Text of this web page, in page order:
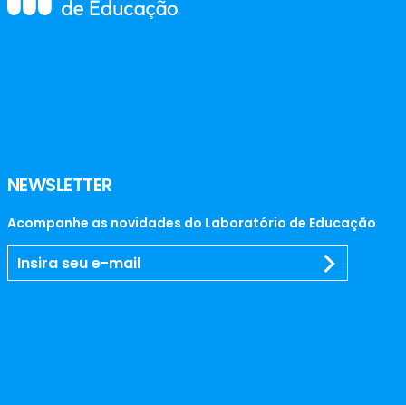
NEWSLETTER
Acompanhe as novidades do Laboratório de Educação